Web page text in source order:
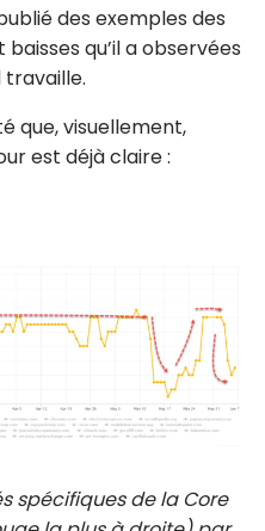
des exemples des
qu’il a observées
travaille.
que, visuellement,
est déjà claire :
spécifiques de la Core